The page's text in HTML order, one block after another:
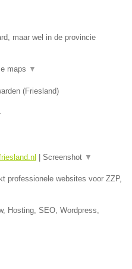
maar wel in de provincie
maps ▼
(Friesland)
Screenshot ▼
professionele websites voor ZZP,
Hosting, SEO, Wordpress,